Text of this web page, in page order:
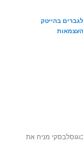
בהייטק
מניח את